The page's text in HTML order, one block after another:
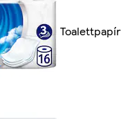
Toalettpapír